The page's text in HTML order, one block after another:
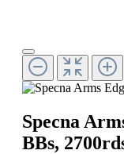
Specna
BBs,